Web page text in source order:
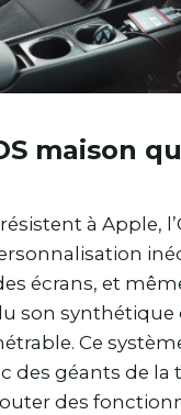
maison
à Apple,
écrans, et
son synthétique
Ce
des géants de la
des